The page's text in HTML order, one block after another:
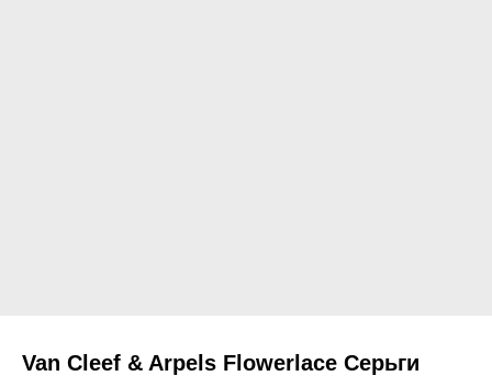
Van Cleef & Arpels Flowerlace Серьги